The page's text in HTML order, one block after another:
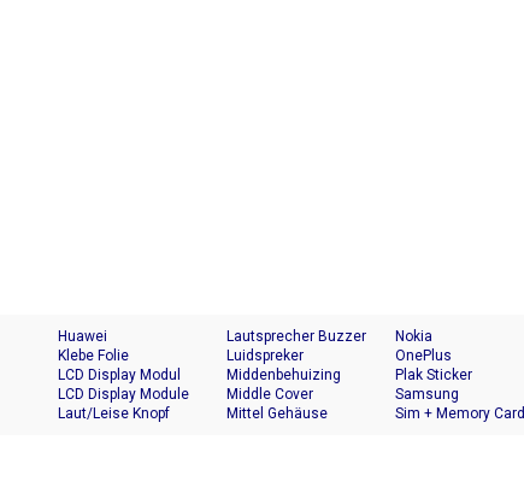
Huawei
Klebe Folie
LCD Display Modul
LCD Display Module
Laut/Leise Knopf
Lautsprecher Buzzer
Luidspreker
Middenbehuizing
Middle Cover
Mittel Gehäuse
Nokia
OnePlus
Plak Sticker
Samsung
Sim + Memory Card